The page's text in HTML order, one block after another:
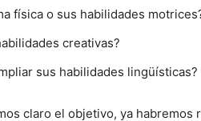
física o sus habilidades
creativas?
sus habilidades lingüísticas?
claro el objetivo, ya